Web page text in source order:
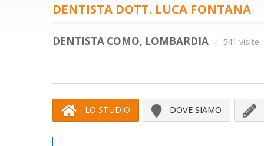
DENTISTA DOTT. LUCA FONTANA
DENTISTA COMO, LOMBARDIA 541 visite
LO STUDIO DOVE SIAMO